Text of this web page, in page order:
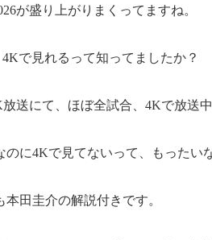
が盛り上がりまくってますね。
で見れるって知ってましたか？
送にて、ほぼ全試合、4Kで放送中
のに4Kで見てないって、もったい
本田圭介の解説付きです。